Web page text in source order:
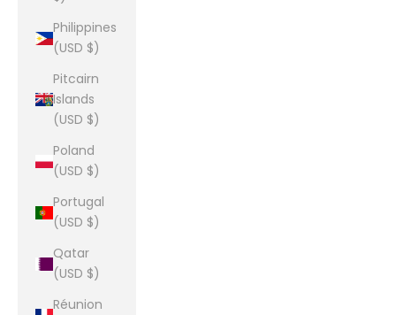
Philippines
(USD $)
Pitcairn
Islands
(USD $)
Poland
(USD $)
Portugal
(USD $)
Qatar
(USD $)
Réunion